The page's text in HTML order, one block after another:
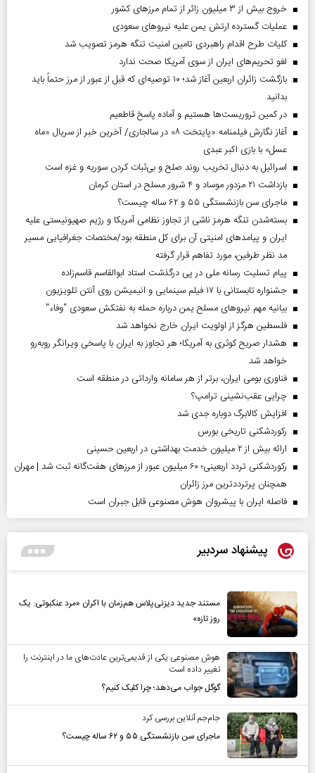
خروج بیش از ۳ میلیون زائر از تمام مرز‌های کشور
عملیات گسترده ارتش یمن علیه نیروهای سعودی
کلیات طرح اقدام راهبردی تامین امنیت تنگه هرمز تصویب شد
لغو تحریم‌های ایران از سوی آمریکا صحت ندارد
بازگشت زائران اربعین آغاز شد؛ ۱۰ توصیه‌ای که قبل از عبور از مرز حتماً باید
بدانید
در کمین تروریست‌ها هستیم و آماده پاسخ قاطعیم
آغاز نگارش فیلمنامه «پایتخت ۸» در سالجاری/ آخرین خبر از سریال «ماه
عسل» با بازی اکبر عبدی
اسرائیل به دنبال تخریب روند صلح و بی‌ثبات کردن سوریه و غزه است
بازداشت ۲۱ مزدور موساد و ۴ شرور مسلح در استان کرمان
ماجرای سن بازنشستگی ۵۵ و ۶۲ ساله چیست؟
بسته‌شدن تنگه هرمز ناشی از تجاوز نظامی آمریکا و رژیم صهیونیستی علیه
ایران و پیامد‌های امنیتی آن برای کل منطقه بود/مختصات جغرافیایی مسیر
مد نظر طرفین، مورد تفاهم قرار گرفته
پیام تسلیت رسانه ملی در پی درگذشت استاد ابوالقاسم قاسم‌زاده
جشنواره تابستانی با ۱۷ فیلم سینمایی و انیمیشن روی آنتن تلویزیون
بیانیه مهم نیروهای مسلح یمن درباره حمله به نفتکش سعودی "وفاء"
فلسطین هرگز از اولویت ایران خارج نخواهد شد
هشدار صریح کوثری به آمریکا؛ هر تجاوز به ایران با پاسخی ویرانگر روبه‌رو
خواهد شد
فناوری بومی ایران، برتر از هر سامانه وارداتی در منطقه است
چرایی عقب‌نشینی ترامپ؟
افزایش کالابرگ دوباره جدی شد
رکوردشکنی تاریخی بورس
ارائه بیش از ۲ میلیون خدمت بهداشتی در اربعین حسینی
رکوردشکنی تردد اربعینی؛ ۶۰ میلیون عبور از مرزهای هفت‌گانه ثبت شد | مهران
همچنان پرترددترین مرز زائران
فاصله ایران با پیشرو‌ان هوش مصنوعی قابل جبران است
پیشنهاد سردبیر
مستند جدید دیزنی‌پلاس هم‌زمان با اکران «مرد عنکبوتی: یک
روز تازه»
هوش مصنوعی یکی از قدیمی‌ترین عادت‌های ما در اینترنت را
تغییر داده است
گوگل جواب می‌دهد؛ چرا کلیک کنیم؟
جام‌جم آنلاین بررسی کرد
ماجرای سن بازنشستگی ۵۵ و ۶۲ ساله چیست؟